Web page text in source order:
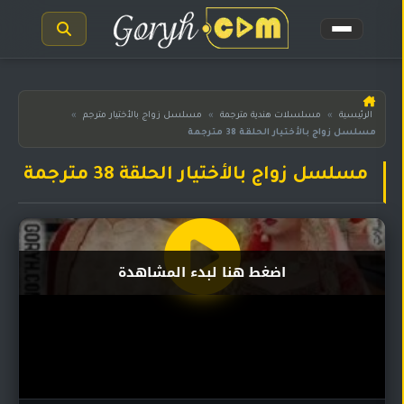
الرئيسية
مسلسلات
المترجمة
هندية
مدبلجة
مسلسلات
مسلسلات
الرئيسية » مسلسلات هندية مترجمة » مسلسل زواج بالأختيار مترجم
»
مسلسل زواج بالأختيار الحلقة 38 مترجمة
مسلسل زواج بالأختيار الحلقة 38 مترجمة
اضغط هنا لبدء المشاهدة